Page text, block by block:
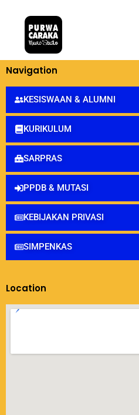
Navigation
KESISWAAN & ALUMNI
KURIKULUM
SARPRAS
PPDB & MUTASI
KEBIJAKAN PRIVASI
SIMPENKAS
Location